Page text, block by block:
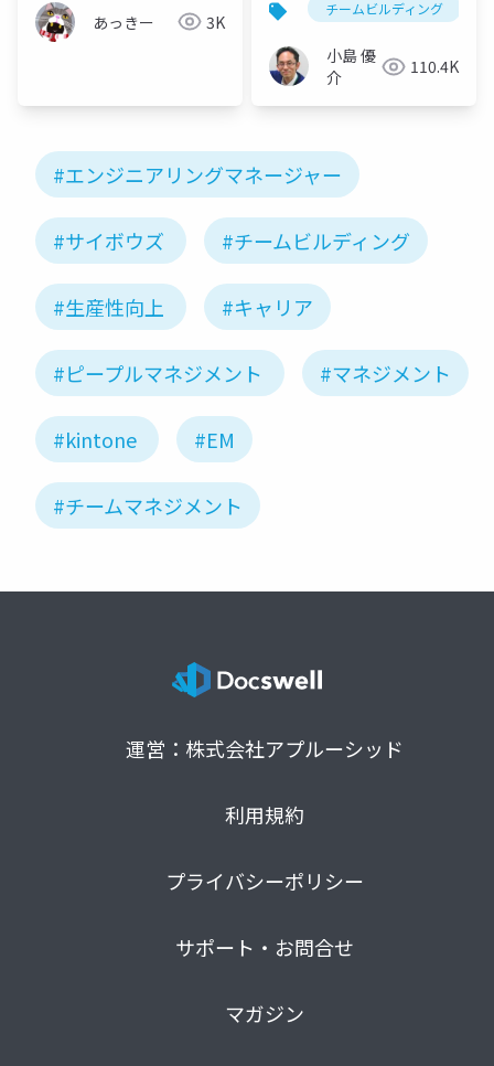
あっきー 3K
チームビルディング
小島 優
介
110.4K
#エンジニアリングマネージャー
#サイボウズ #チームビルディング
#生産性向上 #キャリア
#ピープルマネジメント #マネジメント
#kintone #EM
#チームマネジメント
運営：株式会社アプルーシッド
利用規約
プライバシーポリシー
サポート・お問合せ
マガジン